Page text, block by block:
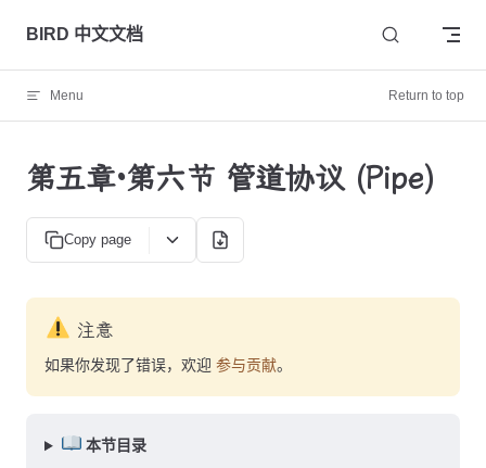
Skip to content
BIRD 中文文档
Menu Return to top
第五章·第六节 管道协议 (Pipe)
Copy page
注意
如果你发现了错误，欢迎 参与贡献。
本节目录